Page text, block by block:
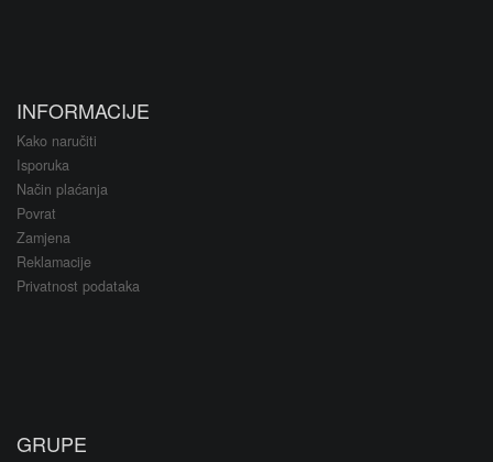
INFORMACIJE
Kako naručiti
Isporuka
Način plaćanja
Povrat
Zamjena
Reklamacije
Privatnost podataka
GRUPE